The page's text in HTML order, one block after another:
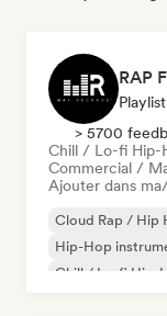
Playlist
> 5700
Chill / Lo-fi Hip-
Commercial /
Ajouter dans
Cloud Rap / Hip
Hip-Hop
Chill / Lo-fi Hip-